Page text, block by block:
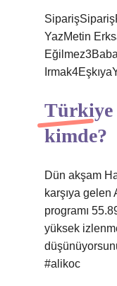
YazMetin
Türkiye
kimde?
Dün akşam
karşıya gelen
programı
yüksek
#alikoc